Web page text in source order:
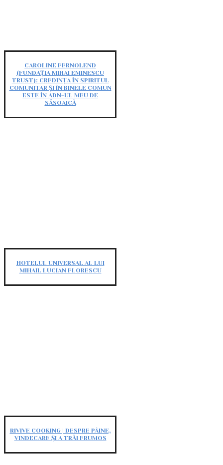
CAROLINE FERNOLEND
(FUNDAȚIA MIHAI EMINESCU
TRUST): CREDINȚA ÎN SPIRITUL
COMUNITAR ȘI ÎN BINELE COMUN
ESTE ÎN ADN-UL MEU DE
SĂSOAICĂ
HOTELUL UNIVERSAL AL LUI
MIHAIL LUCIAN FLORESCU
RIVIVE COOKING | DESPRE PÂINE,
VINDECARE ȘI A TRĂI FRUMOS